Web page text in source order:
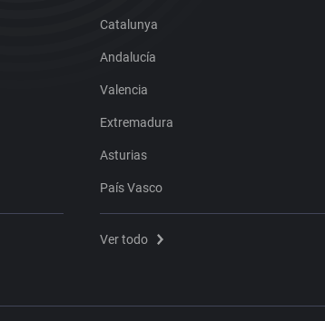
Catalunya
Andalucía
Valencia
Extremadura
Asturias
País Vasco
Ver todo